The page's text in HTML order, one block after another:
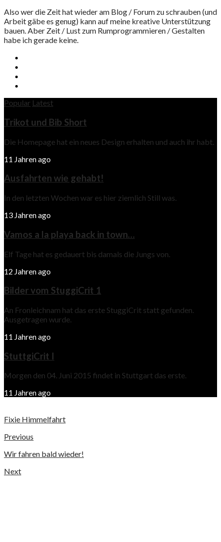
Also wer die Zeit hat wieder am Blog / Forum zu schrauben (und
Arbeit gäbe es genug) kann auf meine kreative Unterstützung
bauen. Aber Zeit / Lust zum Rumprogrammieren / Gestalten
habe ich gerade keine.
Popular Latest
Trikot und Bib Short
Die Homepage hat ein neues Design erhalten und auch ihr habt.
11 Jahren ago
Ausfahrten wie gehabt!
In den letzten Wochen war es hier ziemlich Still was.
13 Jahren ago
Vamos a la playa back in town…
Elf Tage hat es gedauert bis damals die Jungs von.
12 Jahren ago
Bilder vom StuggiCrit 1
An Fronleichnam hat das erste StuggiCrit statt gefunden.
Ausgetragen wurde.
11 Jahren ago
StuttgiCrit I
Morgen den 04. Juni 2015 findet in Stuttgart das erste.
11 Jahren ago
Fixie Himmelfahrt
Previous
Wir fahren bald wieder!
Next